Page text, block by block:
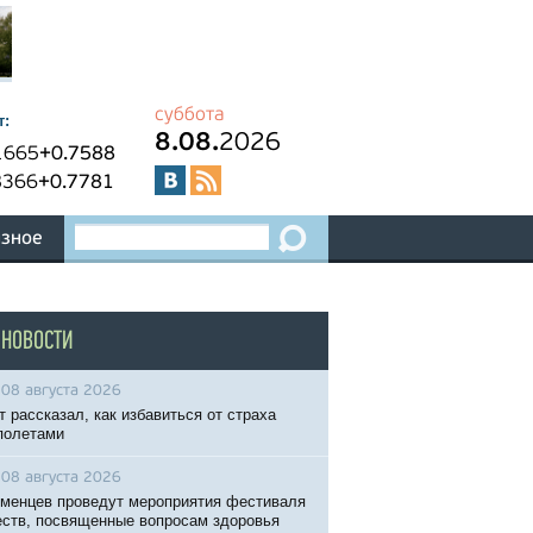
+0.7588
+0.7781
суббота
8.08.2026
08 августа 2026
рассказал, как избавиться от страха
08 августа 2026
проведут мероприятия фестиваля
посвященные вопросам здоровья